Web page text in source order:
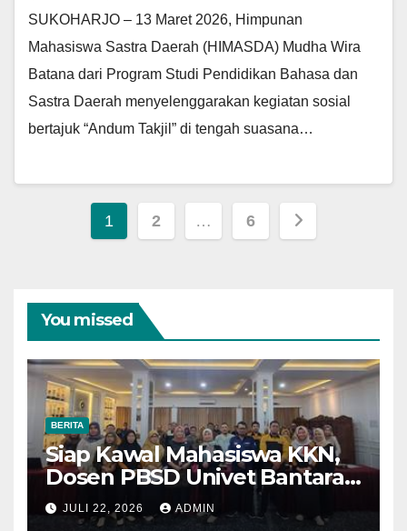
SUKOHARJO – 13 Maret 2026, Himpunan
Mahasiswa Sastra Daerah (HIMASDA) Mudha Wira
Batana dari Program Studi Pendidikan Bahasa dan
Sastra Daerah menyelenggarakan kegiatan sosial
bertajuk “Andum Takjil” di tengah suasana…
Paginasi
1 2 … 6
You missed
BERITA
Siap Kawal Mahasiswa KKN,
Dosen PBSD Univet Bantara
Ikuti Pembekalan DPL KKN
2026/2027
JULI 22, 2026 ADMIN